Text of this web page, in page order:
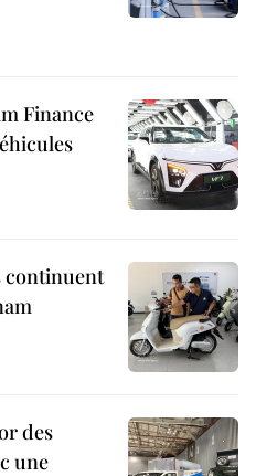
Finance
continuent
des
une